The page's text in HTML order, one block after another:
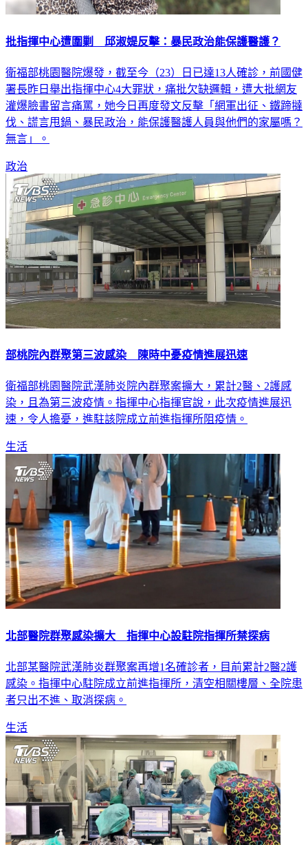
批指揮中心遭圍剿 邱淑媞反擊：暴民政治能保護醫護？
衛福部桃園醫院爆發，截至今（23）日已達13人確診，前國健
署長昨日舉出指揮中心4大罪狀，痛批欠缺邏輯，遭大批網友
灌爆臉書留言痛罵，她今日再度發文反擊「網軍出征、鐵蹄撻
伐、謊言甩鍋、暴民政治，能保護醫護人員與他們的家屬嗎？
無言」。
政治
部桃院內群聚第三波感染 陳時中憂疫情進展迅速
衛福部桃園醫院武漢肺炎院內群聚案擴大，累計2醫、2護感
染，且為第三波疫情。指揮中心指揮官說，此次疫情進展迅
速，令人擔憂，進駐該院成立前進指揮所阻疫情。
生活
北部醫院群聚感染擴大 指揮中心設駐院指揮所禁探病
北部某醫院武漢肺炎群聚案再增1名確診者，目前累計2醫2護
感染。指揮中心駐院成立前進指揮所，清空相關樓層、全院患
者只出不進、取消探病。
生活